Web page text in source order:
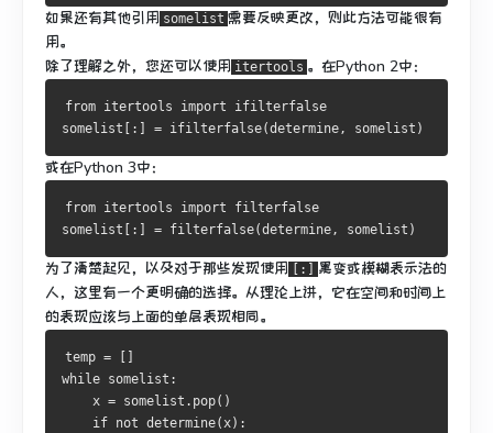
如果还有其他引用 somelist 需要反映更改， 则此方法可能很有
用。
除了理解之外，您还可以使用 itertools 。 在Python 2中：
from itertools import ifilterfalse
somelist [:] = ifilterfalse(determine, somelist )
或在Python 3中：
from itertools import filterfalse
somelist [:] = filterfalse(determine, somelist )
为了清楚起见，以及对于那些发现使用 [:]
黑变或模糊表示法的
人，这里有一个更明确的选择。 从理论上讲，它在空间和时间上
的表现应该与上面的单层表现相同。
temp =
while somelist :
    x
= somelist . pop()
if not determine(x):